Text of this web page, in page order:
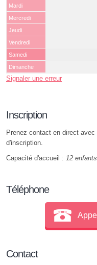
Mardi
Mercredi
Jeudi
Vendredi
Samedi
Dimanche
Signaler une erreur
Inscription
Prenez contact en direct
d'inscription.
Capacité d'accueil : 12 enfants
Téléphone
Contact